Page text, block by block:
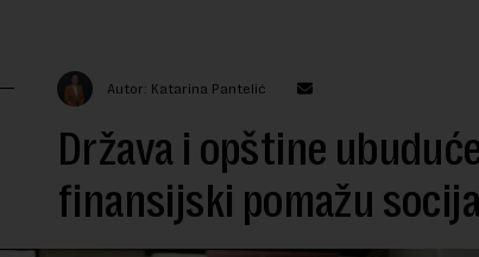
Autor: Katarina Pantelić
Država i opštine
finansijski pomažu